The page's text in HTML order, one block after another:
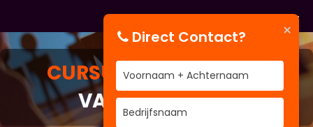
CURSUSDIDACTISCHE
VAARDIGHEDEN
×
Direct Contact?